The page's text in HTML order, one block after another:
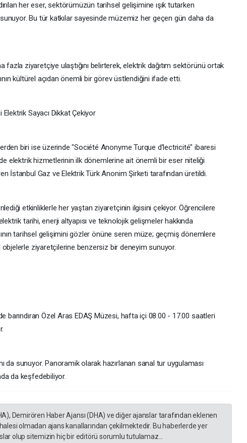
her eser, sektörümüzün tarihsel gelişimine ışık tutarken
Bu tür katkılar sayesinde müzemiz her geçen gün daha da
ziyaretçiye ulaştığını belirterek, elektrik dağıtım sektörünü ortak
kültürel açıdan önemli bir görev üstlendiğini ifade etti.
Elektrik Sayacı Dikkat Çekiyor
biri ise üzerinde "Société Anonyme Turque d’lectricité" ibaresi
elektrik hizmetlerinin ilk dönemlerine ait önemli bir eser niteliği
İstanbul Gaz ve Elektrik Türk Anonim Şirketi tarafından üretildi.
etkinliklerle her yaştan ziyaretçinin ilgisini çekiyor. Öğrencilere
tarihi, enerji altyapısı ve teknolojik gelişmeler hakkında
tarihsel gelişimini gözler önüne seren müze; geçmiş dönemlere
ziyaretçilerine benzersiz bir deneyim sunuyor.
barındıran Özel Aras EDAŞ Müzesi, hafta içi 08.00 - 17.00 saatleri
da sunuyor. Panoramik olarak hazırlanan sanal tur uygulaması
da keşfedebiliyor.
Demirören Haber Ajansı (DHA) ve diğer ajanslar tarafından eklenen
olmadan ajans kanallarından çekilmektedir. Bu haberlerde yer
olup sitemizin hiç bir editörü sorumlu tutulamaz...